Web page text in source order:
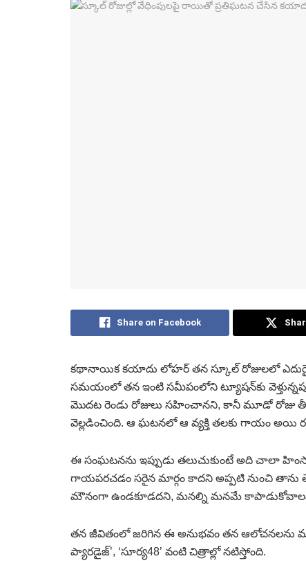
Share on Facebook
కథానాయిక కయాదు లోహర్ తన స్కూల్ రోజులలో ఎదురైన
సమయంలో తన ఇంటి సమీపంలోని ట్యూషన్‌కు
మొదట రెండు రోజులు సహించానని, కానీ మూడో రోజు
వెల్లడించింది. ఆ ఘటనలో ఆ వ్యక్తి తలకు గాయం అయి
ఈ సంఘటనను ఇప్పుడు తలుచుకుంటే అది చాలా
గాయపరచడం సరైన మార్గం కాదని అప్పటి నుంచి తాను
మౌనంగా ఉండకూడదని, మనల్ని మనమే
తన జీవితంలో జరిగిన ఈ అనుభవం తన ఆలోచనలను
ప్యారడైజ్’, ‘సూర్య48’ వంటి చిత్రాల్లో నటిస్తోంది.